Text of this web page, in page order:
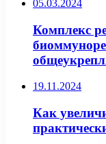
05.03.2024
Комплекс
19.11.2024
Как